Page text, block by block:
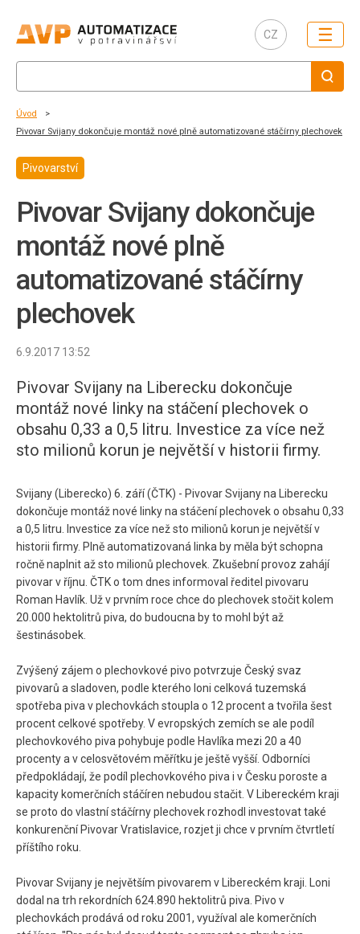
CZ ☰
Úvod
Pivovar Svijany dokončuje montáž nové plně automatizované stáčírny plechovek
Pivovarství
Pivovar Svijany dokončuje
montáž nové plně
automatizované stáčírny
plechovek
6.9.2017 13:52
Pivovar Svijany na Liberecku dokončuje
montáž nové linky na stáčení plechovek o
obsahu 0,33 a 0,5 litru. Investice za více než
sto milionů korun je největší v historii firmy.
Svijany (Liberecko) 6. září (ČTK) - Pivovar Svijany na Liberecku
dokončuje montáž nové linky na stáčení plechovek o obsahu 0,33
a 0,5 litru. Investice za více než sto milionů korun je největší v
historii firmy. Plně automatizovaná linka by měla být schopna
ročně naplnit až sto milionů plechovek. Zkušební provoz zahájí
pivovar v říjnu. ČTK o tom dnes informoval ředitel pivovaru
Roman Havlík. Už v prvním roce chce do plechovek stočit kolem
20.000 hektolitrů piva, do budoucna by to mohl být až
šestinásobek.
Zvýšený zájem o plechovkové pivo potvrzuje Český svaz
pivovarů a sladoven, podle kterého loni celková tuzemská
spotřeba piva v plechovkách stoupla o 12 procent a tvořila šest
procent celkové spotřeby. V evropských zemích se ale podíl
plechovkového piva pohybuje podle Havlíka mezi 20 a 40
procenty a v celosvětovém měřítku je ještě vyšší. Odborníci
předpokládají, že podíl plechovkového piva i v Česku poroste a
kapacity komerčních stáčíren nebudou stačit. V Libereckém kraji
se proto do vlastní stáčírny plechovek rozhodl investovat také
konkurenční Pivovar Vratislavice, rozjet ji chce v prvním čtvrtletí
příštího roku.
Pivovar Svijany je největším pivovarem v Libereckém kraji. Loni
dodal na trh rekordních 624.890 hektolitrů piva. Pivo v
plechovkách prodává od roku 2001, využíval ale komerčních